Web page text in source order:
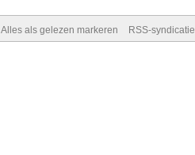
Alles als gelezen markeren RSS-syndicatie